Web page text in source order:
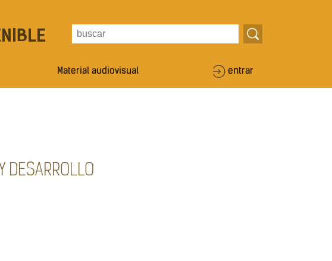
Material audiovisual entrar
DESARROLLO